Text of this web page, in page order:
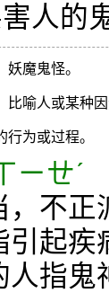
人的
妖魔鬼怪。
比喻人或某种
行为或过程。
ㄧㄝˊ
不正
起疾
指鬼